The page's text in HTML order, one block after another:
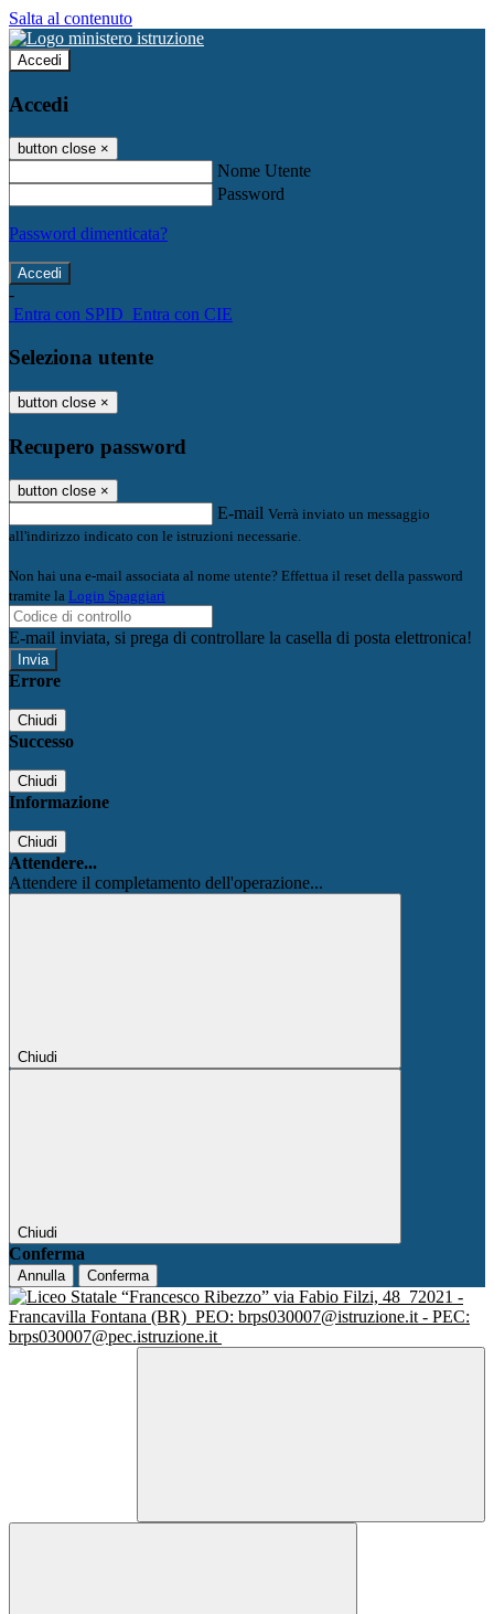
Salta al contenuto
Accedi
Accedi
button close ×
Nome Utente
Password
Password dimenticata?
-
Entra con SPID Entra con CIE
Seleziona utente
button close ×
Recupero password
button close ×
E-mail Verrà inviato un messaggio
all'indirizzo indicato con le istruzioni necessarie.
Non hai una e-mail associata al nome utente? Effettua il reset della password
tramite la Login Spaggiari
E-mail inviata, si prega di controllare la casella di posta elettronica!
Errore
Chiudi
Successo
Chiudi
Informazione
Chiudi
Attendere...
Attendere il completamento dell'operazione...
Chiudi
Chiudi
Conferma
Annulla Conferma
via Fabio Filzi, 48 72021 -
Francavilla Fontana (BR) PEO: brps030007@istruzione.it - PEC:
brps030007@pec.istruzione.it